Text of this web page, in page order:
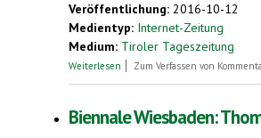
Veröffentlichung: 2016-10-12
Medientyp: Internet-Zeitung
Medium: Tiroler Tageszeitung
Weiterlesen über Uni Innsbruck. Ansturm
Zum Verfassen von
Biennale Wiesbaden: